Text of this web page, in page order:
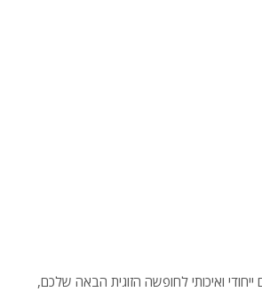
ואיכותי לחופשה הזוגית הבאה שלכם,